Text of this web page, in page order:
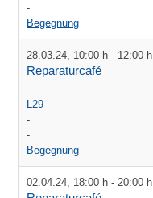
-
Begegnung
28.03.24, 10:00 h - 12:00 h
Reparaturcafé
L29
-
-
Begegnung
02.04.24, 18:00 h -20:00 h